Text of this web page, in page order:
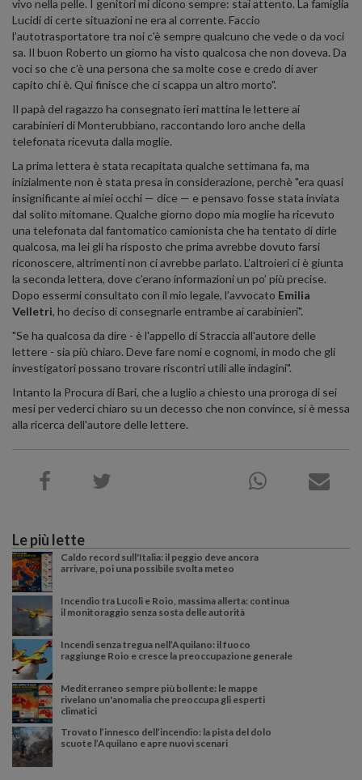
vivo nella pelle. I genitori mi dicono sempre: stai attento. La famiglia
Lucidi di certe situazioni ne era al corrente. Faccio
l’autotrasportatore tra noi c’è sempre qualcuno che vede o da voci
sa. Il buon Roberto un giorno ha visto qualcosa che non doveva. Da
voci so che c’è una persona che sa molte cose e credo di aver
capito chi è. Qui finisce che ci scappa un altro morto".
Il papà del ragazzo ha consegnato ieri mattina le lettere ai
carabinieri di Monterubbiano, raccontando loro anche della
telefonata ricevuta dalla moglie.
La prima lettera è stata recapitata qualche settimana fa, ma
inizialmente non è stata presa in considerazione, perchè "era quasi
insignificante ai miei occhi — dice — e pensavo fosse stata inviata
dal solito mitomane. Qualche giorno dopo mia moglie ha ricevuto
una telefonata dal fantomatico camionista che ha tentato di dirle
qualcosa, ma lei gli ha risposto che prima avrebbe dovuto farsi
riconoscere, altrimenti non ci avrebbe parlato. L’altroieri ci è giunta
la seconda lettera, dove c’erano informazioni un po’ più precise.
Dopo essermi consultato con il mio legale, l’avvocato Emilia
Velletri, ho deciso di consegnarle entrambe ai carabinieri".
"Se ha qualcosa da dire - è l'appello di Straccia all'autore delle
lettere - sia più chiaro. Deve fare nomi e cognomi, in modo che gli
investigatori possano trovare riscontri utili alle indagini".
Intanto la Procura di Bari, che a luglio a chiesto una proroga di sei
mesi per vederci chiaro su un decesso che non convince, si è messa
alla ricerca dell'autore delle lettere.
Le più lette
Caldo record sull'Italia: il peggio deve ancora
arrivare, poi una possibile svolta meteo
Incendio tra Lucoli e Roio, massima allerta: continua
il monitoraggio senza sosta delle autorità
Incendi senza tregua nell’Aquilano: il fuoco
raggiunge Roio e cresce la preoccupazione generale
Mediterraneo sempre più bollente: le mappe
rivelano un'anomalia che preoccupa gli esperti
climatici
Trovato l’innesco dell’incendio: la pista del dolo
scuote l’Aquilano e apre nuovi scenari